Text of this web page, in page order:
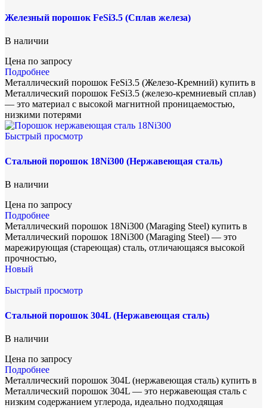
Железный порошок FeSi3.5 (Сплав железа)
В наличии
Цена по запросу
Подробнее
Металлический порошок FeSi3.5 (Железо-Кремний) купить в
Металлический порошок FeSi3.5 (железо-кремниевый сплав)
— это материал с высокой магнитной проницаемостью,
низкими потерями
Быстрый просмотр
Стальной порошок 18Ni300 (Нержавеющая сталь)
В наличии
Цена по запросу
Подробнее
Металлический порошок 18Ni300 (Maraging Steel) купить в
Металлический порошок 18Ni300 (Maraging Steel) — это
марежирующая (стареющая) сталь, отличающаяся высокой
прочностью,
Новый
Быстрый просмотр
Стальной порошок 304L (Нержавеющая сталь)
В наличии
Цена по запросу
Подробнее
Металлический порошок 304L (нержавеющая сталь) купить в
Металлический порошок 304L — это нержавеющая сталь с
низким содержанием углерода, идеально подходящая